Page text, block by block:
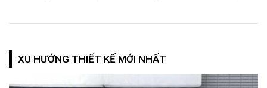
XU HƯỚNG THIẾT KẾ MỚI NHẤT